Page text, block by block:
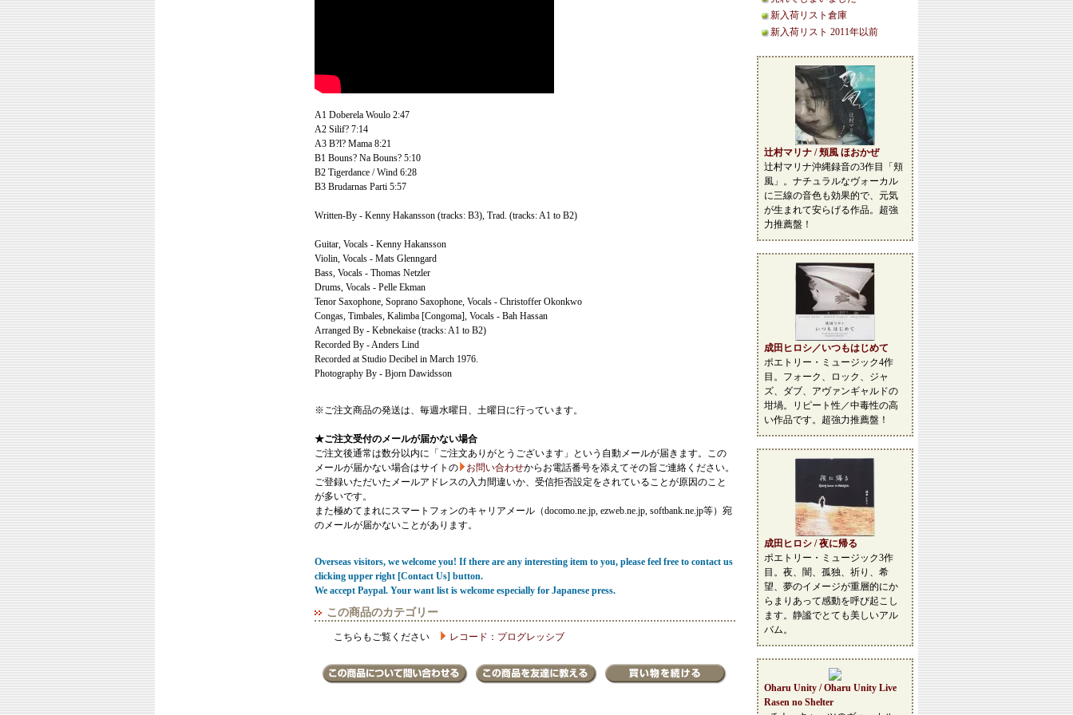
新入荷リスト倉庫
新入荷リスト 2011年以前
辻村マリナ / 頬風 ほおかぜ
辻村マリナ沖縄録音の3作目「頬
風」。ナチュラルなヴォーカル
に三線の音色も効果的で、元気
が生まれて安らげる作品。超強
力推薦盤！
成田ヒロシ／いつもはじめて
ポエトリー・ミュージック4作
目。フォーク、ロック、ジャ
ズ、ダブ、アヴァンギャルドの
坩堝。リピート性／中毒性の高
い作品です。超強力推薦盤！
成田ヒロシ / 夜に帰る
ポエトリー・ミュージック3作
目。夜、闇、孤独、祈り、希
望、夢のイメージが重層的にか
らまりあって感動を呼び起こし
ます。静謐でとても美しいアル
バム。
Oharu Unity / Oharu Unity Live
Rasen no Shelter
A1 Doberela Woulo 2:47
A2 Silif? 7:14
A3 B?l? Mama 8:21
B1 Bouns? Na Bouns? 5:10
B2 Tigerdance / Wind 6:28
B3 Brudarnas Parti 5:57
Written-By - Kenny Hakansson (tracks: B3), Trad. (tracks: A1 to B2)
Guitar, Vocals - Kenny Hakansson
Violin, Vocals - Mats Glenngard
Bass, Vocals - Thomas Netzler
Drums, Vocals - Pelle Ekman
Tenor Saxophone, Soprano Saxophone, Vocals - Christoffer Okonkwo
Congas, Timbales, Kalimba [Congoma], Vocals - Bah Hassan
Arranged By - Kebnekaise (tracks: A1 to B2)
Recorded By - Anders Lind
Recorded at Studio Decibel in March 1976.
Photography By - Bjorn Dawidsson
※ご注文商品の発送は、毎週水曜日、土曜日に行っています。
★ご注文受付のメールが届かない場合
ご注文後通常は数分以内に「ご注文ありがとうございます」という自動メールが届きます。この
メールが届かない場合はサイトの
お問い合わせからお電話番号を添えてその旨ご連絡ください。
ご登録いただいたメールアドレスの入力間違いか、受信拒否設定をされていることが原因のこと
が多いです。
また極めてまれにスマートフォンのキャリアメール（docomo.ne.jp, ezweb.ne.jp, softbank.ne.jp等）宛
のメールが届かないことがあります。
Overseas visitors, we welcome you! If there are any interesting item to you, please feel free to contact us
clicking upper right [Contact Us] button.
We accept Paypal. Your want list is welcome especially for Japanese press.
この商品のカテゴリー
こちらもご覧ください レコード：プログレッシブ